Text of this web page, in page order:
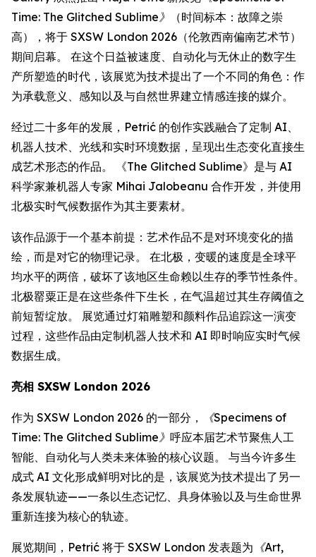
Time: The Glitched Sublime》
（时间标本：故障之崇
高），将于 SXSW London 2026（伦敦西南偏南艺术节）
期间启幕。 在这个日益被速度、自动化与无休止的数字生
产所塑造的时代，该展览为技术提出了一个不同的角色：作
为承载意义、感知以及与自然世界建立情感连接的媒介。
经过二十多年的发展，Petrić 的创作实践融合了定制 AI、
机器人技术、光线和实时环境数据，呈现出生态变化直接生
成艺术形态的作品。 《The Glitched Sublime》是与 AI
科学家兼机器人专家 Mihai Jalobeanu 合作开发，并使用
北极实时气候数据作为其主要素材。
该作品源于一个基本前提：艺术作品不是对环境变化的描
绘，而是对它的物理记录。 在北极，变暖的速度是全球平
均水平的两倍，破坏了该地区生命赖以生存的季节性条件。
北极罂粟正是在这些条件下生长，在气温超过其生存阈值之
前短暂绽放。 展览通过灯箱雕塑和颜料作品追踪这一演变
过程，这些作品由定制机器人技术和 AI 即时响应实时气候
数据生成。
亮相 SXSW London 2026
作为 SXSW London 2026 的一部分，
《Specimens of
Time: The Glitched Sublime》 呼应本届艺术节聚焦人工
智能、自动化与人类未来体验的核心议题。 与当今许多生
成式 AI 文化形成鲜明对比的是，该展览为技术提出了另一
条发展轨迹——一条以生态记忆、具身体验以及与生命世界
重新连接为核心的轨迹。
展览期间，Petrić 将于 SXSW London 发表题为 《Art,